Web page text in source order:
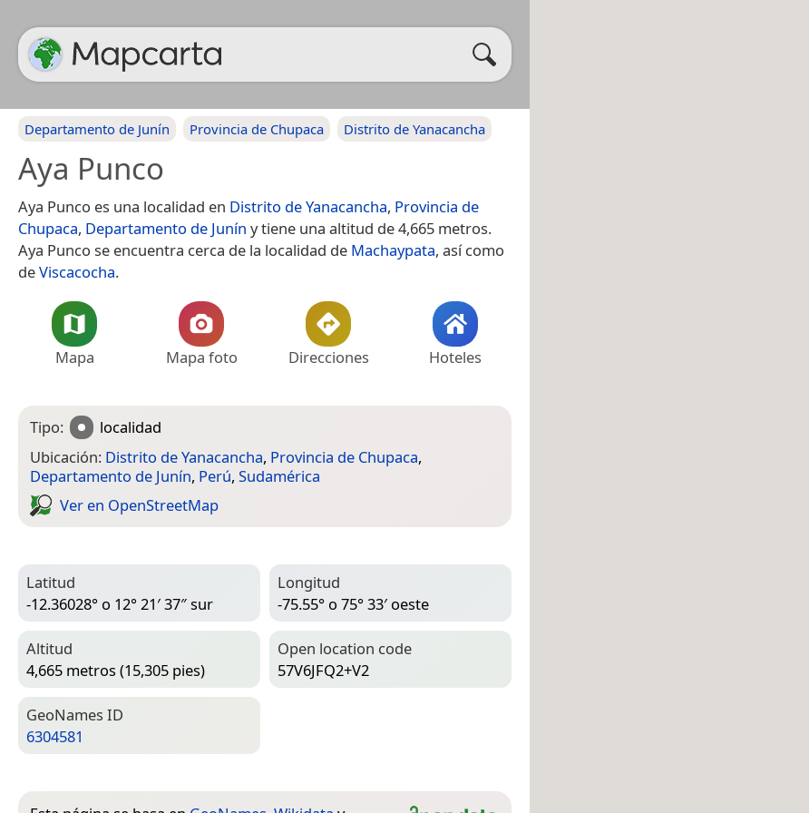
Departamento de Junín Provincia de Chupaca Distrito de Yanacancha
Aya Punco
Aya Punco es una localidad en Distrito de Yanacancha, Provincia de
Chupaca, Departamento de Junín y tiene una altitud de 4,665 metros.
Aya Punco se encuentra cerca de la localidad de Machaypata, así como
deViscacocha.
Mapa Mapa foto Direcciones Hoteles
Tipo:
localidad
Ubicación: Distrito de Yanacancha, Provincia de Chupaca,
Departamento de Junín, Perú, Sudamérica
Ver en Open­Street­Map
Latitud
-12.36028° o 12° 21′ 37″ sur
Longitud
-75.55° o 75° 33′ oeste
Altitud
4,665 metros (15,305 pies)
Open location code
57V6JFQ2+V2
Geo­Names ID
6304581